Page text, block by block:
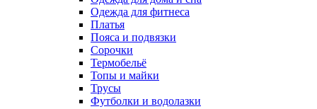
Одежда для фитнеса
Платья
Пояса и подвязки
Сорочки
Термобельё
Топы и майки
Трусы
Футболки и водолазки